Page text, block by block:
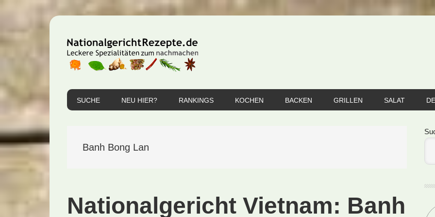
Hauptnavigation
SUCHE NEU HIER? RANKINGS KOCHEN BACKEN GRILLEN SALAT
Banh Bong Lan
Nationalgericht Vietnam: Banh